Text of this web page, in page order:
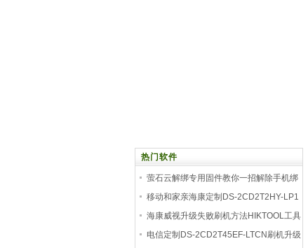
热门软件
萤石云解绑专用固件教你一招解除手机绑
定
移动和家亲海康定制DS-2CD2T2HY-LP1
刷机升级包
海康威视升级失败刷机方法HIKTOOL工具
刷机方法
电信定制DS-2CD2T45EF-LTCN刷机升级